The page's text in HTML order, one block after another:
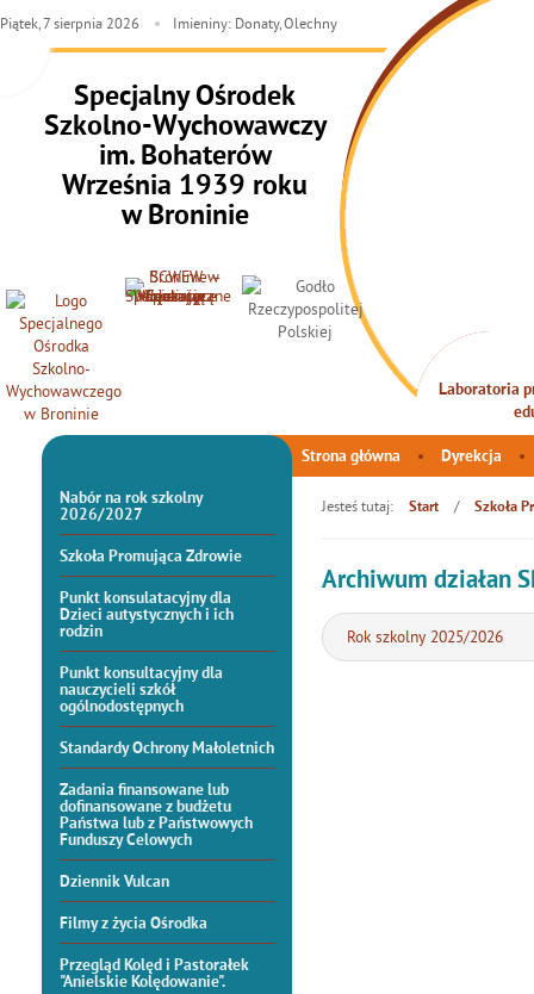
Specjalny Ośrodek
Szkolno-Wychowawczy
im. Bohaterów
Września 1939 roku
w Broninie
Piątek, 7 sierpnia 2026 Imieniny: Donaty, Olechny
Laboratoria
Strona główna Dyrekcja
Nabór na rok szkolny
2026/2027
Szkoła Promująca Zdrowie
Punkt konsulatacyjny dla
Dzieci autystycznych i ich
rodzin
Punkt konsultacyjny dla
nauczycieli szkół
ogólnodostępnych
Standardy Ochrony Małoletnich
Zadania finansowane lub
dofinansowane z budżetu
Państwa lub z Państwowych
Funduszy Celowych
Dziennik Vulcan
Filmy z życia Ośrodka
Przegląd Kolęd i Pastorałek
"Anielskie Kolędowanie".
Jesteś tutaj: Start / Szkoła
Archiwum działan
Rok szkolny 2025/2026